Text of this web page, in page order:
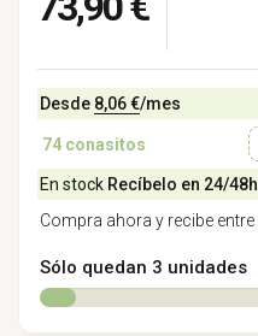
Desde 8,06 €/mes
74 conasitos
En stock Recíbelo en 24/48h
Compra ahora y recibe entre
Sólo quedan 3 unidades